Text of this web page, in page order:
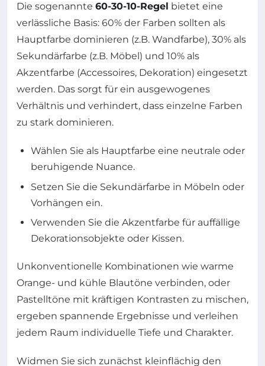
Die sogenannte 60-30-10-Regel bietet eine
verlässliche Basis: 60% der Farben sollten als
Hauptfarbe dominieren (z.B. Wandfarbe), 30% als
Sekundärfarbe (z.B. Möbel) und 10% als
Akzentfarbe (Accessoires, Dekoration) eingesetzt
werden. Das sorgt für ein ausgewogenes
Verhältnis und verhindert, dass einzelne Farben
zu stark dominieren.
Wählen Sie als Hauptfarbe eine neutrale oder
beruhigende Nuance.
Setzen Sie die Sekundärfarbe in Möbeln oder
Vorhängen ein.
Verwenden Sie die Akzentfarbe für auffällige
Dekorationsobjekte oder Kissen.
Unkonventionelle Kombinationen wie warme
Orange- und kühle Blautöne verbinden, oder
Pastelltöne mit kräftigen Kontrasten zu mischen,
ergeben spannende Ergebnisse und verleihen
jedem Raum individuelle Tiefe und Charakter.
Widmen Sie sich zunächst kleinflächig den